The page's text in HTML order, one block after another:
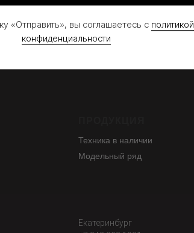
Техника в наличии
Техника в наличии
Модельный ряд
Екатеринбург
«Отправить», вы соглашаетесь с политикой
конфиденциальности